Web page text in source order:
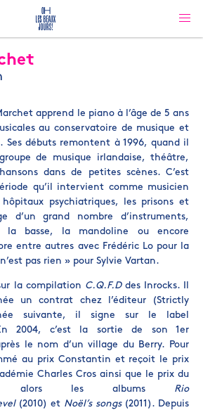
apprend le piano à l’âge de 5 ans
au conservatoire de musique et
Ses débuts remontent à 1996, quand il
de musique irlandaise, théâtre,
dans de petites scènes. C’est
qu’il intervient comme musicien
psychiatriques, les prisons et
d’un grand nombre d’instruments,
la basse, la mandoline ou encore
entre autres avec Frédéric Lo pour la
pas rien » pour Sylvie Vartan.
la compilation C.Q.F.Ddes Inrocks. Il
un contrat chez l’éditeur (Strictly
suivante, il signe sur le label
2004, c’est la sortie de son 1er
le nom d’un village du Berry. Pour
au prix Constantin et reçoit le prix
Charles Cros ainsi que le prix du
alors les albums Rio
(2010) et Noël’s songs(2011). Depuis